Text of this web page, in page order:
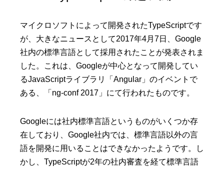
マイクロソフトによって開発されたTypeScriptです
が、大きなニュースとして2017年4月7日、Google
社内の標準言語として採用されたことが発表されま
した。これは、Googleが中心となって開発してい
るJavaScriptライブラリ「Angular」のイベントで
ある、「ng-conf 2017」にて行われたものです。
Googleには社内標準言語というものがいくつか存
在しており、Google社内では、標準言語以外の言
語を開発に用いることはできなかったようです。し
かし、TypeScriptが2年の社内審査を経て標準言語